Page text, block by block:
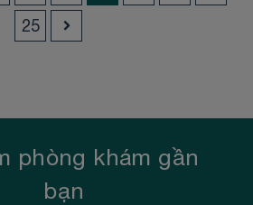
25
phòng khám gần
bạn